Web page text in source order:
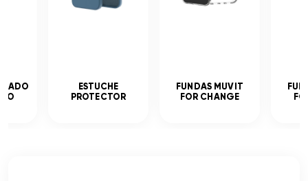
ESTUCHE
PROTECTOR
FUNDAS MUVIT
FOR CHANGE